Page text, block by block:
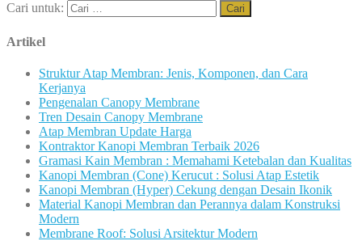
Cari untuk:
Artikel
Struktur Atap Membran: Jenis, Komponen, dan Cara
Kerjanya
Pengenalan Canopy Membrane
Tren Desain Canopy Membrane
Atap Membran Update Harga
Kontraktor Kanopi Membran Terbaik 2026
Gramasi Kain Membran : Memahami Ketebalan dan Kualitas
Kanopi Membran (Cone) Kerucut : Solusi Atap Estetik
Kanopi Membran (Hyper) Cekung dengan Desain Ikonik
Material Kanopi Membran dan Perannya dalam Konstruksi
Modern
Membrane Roof: Solusi Arsitektur Modern